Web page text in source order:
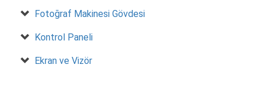
Fotoğraf Makinesi Gövdesi
Kontrol Paneli
Ekran ve Vizör